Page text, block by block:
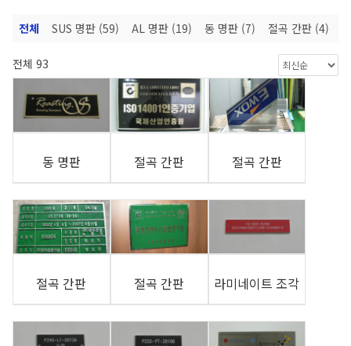
전체 SUS 명판 (59) AL 명판 (19) 동 명판 (7) 절곡 간판 (4)
전체 93
동 명판 절곡 간판 절곡 간판
절곡 간판 절곡 간판 라미네이트 조각